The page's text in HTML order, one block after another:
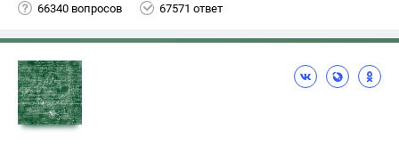
66340 вопросов 67571 ответ